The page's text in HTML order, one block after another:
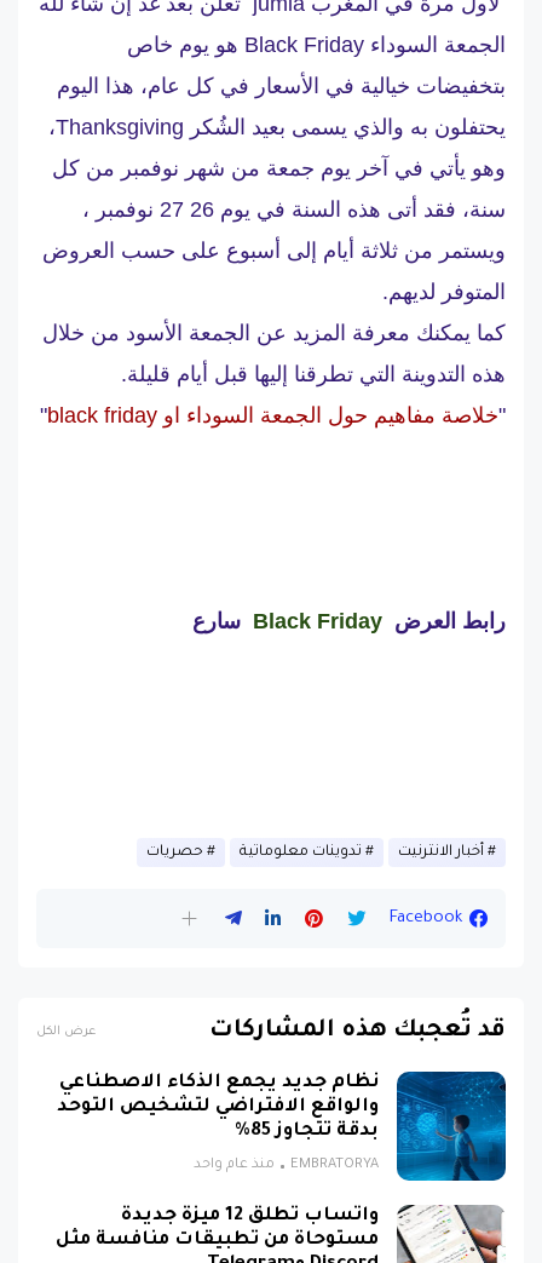
الجمعة السوداء
Black Friday هو يوم خاص
بتخفيضات خيالية في الأسعار في كل عام، هذا اليوم
يحتفلون به والذي يسمى بعيد الشُكر Thanksgiving،
وهو يأتي في آخر يوم جمعة من شهر نوفمبر من كل
سنة، فقد أتى هذه السنة في يوم 26 27 نوفمبر ،
ويستمر من ثلاثة أيام إلى أسبوع على حسب العروض
المتوفر لديهم.
كما يمكنك معرفة المزيد عن الجمعة الأسود من خلال
هذه التدوينة التي تطرقنا إليها قبل أيام قليلة.
"خلاصة مفاهيم حول الجمعة السوداء او black friday "
رابط العرض Black Friday سارع
أخبار الانترنيت تدوينات معلوماتية حصريات
Facebook
قد تُعجبك هذه المشاركات عرض الكل
نظام جديد يجمع الذكاء الاصطناعي
والواقع الافتراضي لتشخيص التوحد
بدقة تتجاوز 85%
EMBRATORYA منذ عام واحد
واتساب تطلق 12 ميزة جديدة
مستوحاة من تطبيقات منافسة مثل